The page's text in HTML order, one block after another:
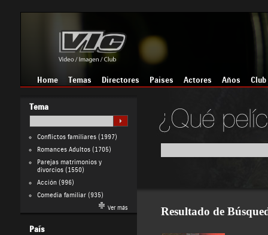
Home Temas Directores Países Actores Años Club
Tema
Conflictos familiares(1997)
Romances Adultos(1705)
Parejas matrimonios y
divorcios(1550)
Acción(996)
Comedia familiar(935)
Ver más
País
Resultado de